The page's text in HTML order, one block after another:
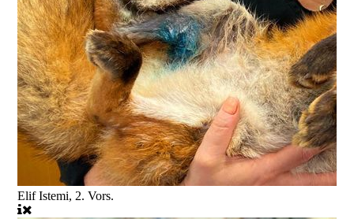
Elif Istemi, 2. Vors.